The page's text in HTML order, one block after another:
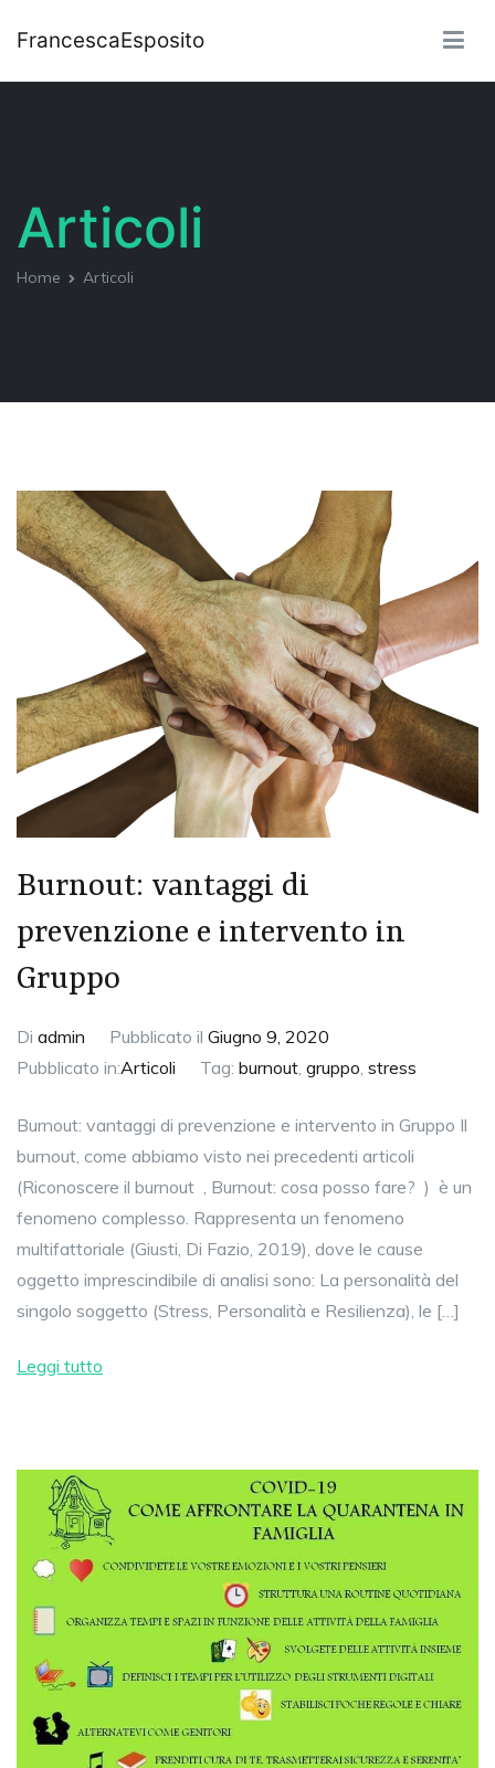
FrancescaEsposito
Articoli
Home Articoli
Burnout: vantaggi di
prevenzione e intervento in
Gruppo
Di admin Pubblicato il Giugno 9, 2020
Pubblicato in:Articoli Tag: burnout, gruppo stress
Burnout: vantaggi di prevenzione e intervento in Gruppo Il
burnout, come abbiamo visto nei precedenti articoli
(Riconoscere il burnout , Burnout: cosa posso fare? ) è un
fenomeno complesso. Rappresenta un fenomeno
multifattoriale (Giusti, Di Fazio, 2019), dove le cause
oggetto imprescindibile di analisi sono: La personalità del
singolo soggetto (Stress, Personalità e Resilienza), le […]
Leggi tutto